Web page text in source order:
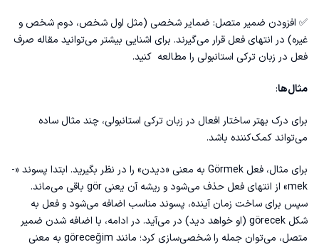
✅ افزودن ضمیر متصل: ضمایر شخصی (مثل اول شخص، دوم شخص و
غیره) در انتهای فعل قرار می‌گیرند. برای اشنایی بیشتر می‌توانید مقاله صرف
فعل در زبان ترکی استانبولی را مطالعه کنید.
مثال‌ها:
برای درک بهتر ساختار افعال در زبان ترکی استانبولی، چند مثال ساده
می‌تواند کمک‌کننده باشد.
برای مثال، فعل Görmek به معنی «دیدن» را در نظر بگیرید. ابتدا پسوند «-
mek» از انتهای فعل حذف می‌شود و ریشه آن یعنی gör باقی می‌ماند.
سپس برای ساخت زمان آینده، پسوند مناسب اضافه می‌شود و فعل به
شکل görecek (او خواهد دید) در می‌آید. در ادامه، با اضافه شدن ضمیر
متصل، می‌توان جمله را شخصی‌سازی کرد؛ مانند göreceğim به معنی